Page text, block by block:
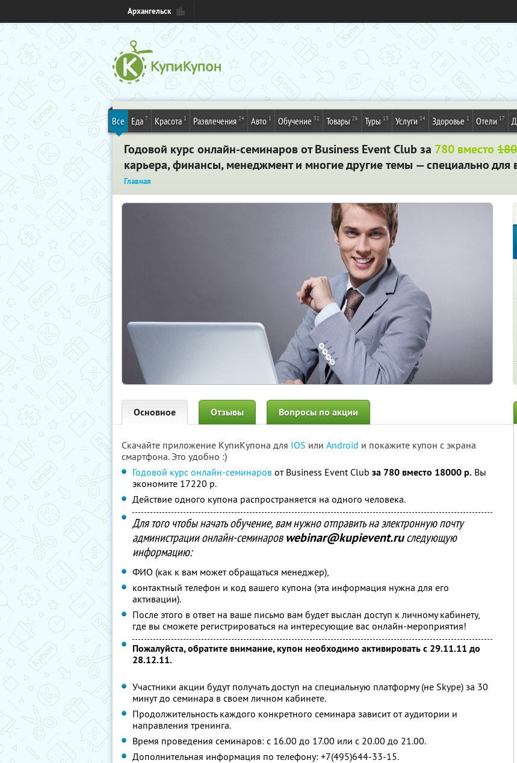
Архангельск
Все Еда 7 Красота 1 Развлечения 24 Авто 1 Обучение 31 Товары 26 Туры 13 Услуги 14 Здоровье 1 Отели 17
Годовой курс онлайн-семинаров от Business Event Club за 780 вместо
карьера, финансы, менеджмент и многие другие темы — специально для
Главная
Основное Отзывы Вопросы по акции
Скачайте приложение КупиКупона для IOS или Android и покажите купон с экрана
смартфона. Это удобно :)
Годовой курс онлайн-семинаров от Business Event Club за 780 вместо 18000 р. Вы
экономите 17220 р.
Действие одного купона распространяется на одного человека.
Для того чтобы начать обучение, вам нужно отправить на электронную почту
администрации онлайн-семинаровwebinar@kupievent.ruследующую
информацию:
ФИО (как к вам может обращаться менеджер),
контактный телефон и код вашего купона (эта информация нужна для его
активации).
После этого в ответ на ваше письмо вам будет выслан доступ к личному кабинету,
где вы сможете регистрироваться на интересующие вас онлайн-мероприятия!
Пожалуйста, обратите внимание, купон необходимо активировать с 29.11.11 до
28.12.11.
Участники акции будут получать доступ на специальную платформу (не Skype) за 30
минут до семинара в своем личном кабинете.
Продолжительность каждого конкретного семинара зависит от аудитории и
направления тренинга.
Время проведения семинаров: с 16.00 до 17.00 или с 20.00 до 21.00.
Дополнительная информация по телефону: +7(495)644-33-15.